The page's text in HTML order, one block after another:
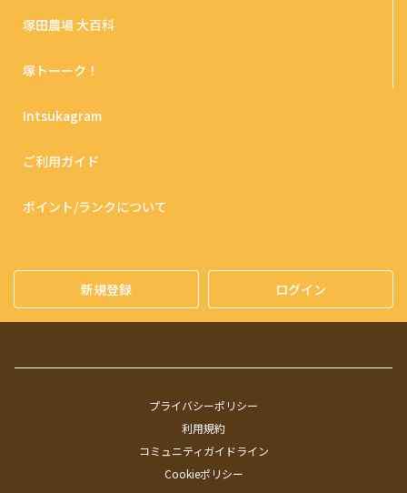
塚田農場 大百科
塚トーーク！
Intsukagram
ご利用ガイド
ポイント/ランクについて
新規登録 ログイン
プライバシーポリシー
利用規約
コミュニティガイドライン
Cookieポリシー